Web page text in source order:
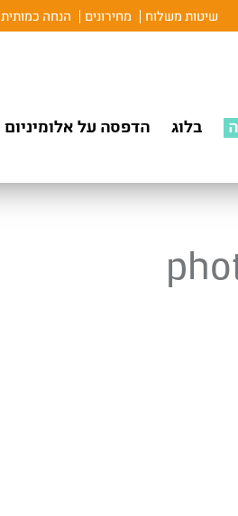
שיטות משלוח מחירונים הנחה כמותית
בלוג הדפסה על אלומיניום